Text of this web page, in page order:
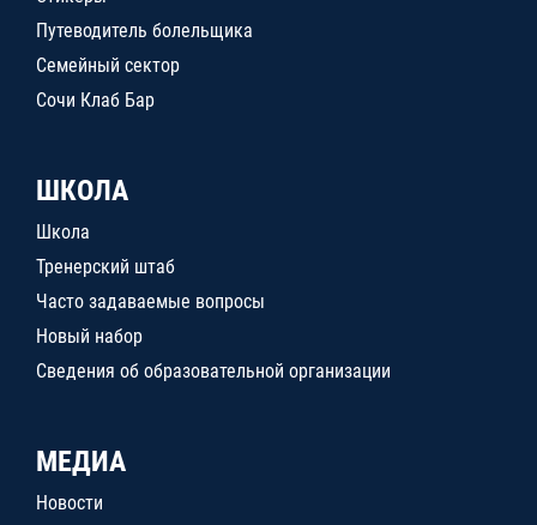
Путеводитель болельщика
Семейный сектор
Сочи Клаб Бар
ШКОЛА
Школа
Тренерский штаб
Часто задаваемые вопросы
Новый набор
Сведения об образовательной организации
МЕДИА
Новости